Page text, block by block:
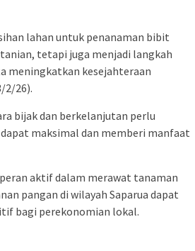
lahan untuk penanaman bibit
tetapi juga menjadi langkah
meningkatkan kesejahteraan
2/26).
bijak dan berkelanjutan perlu
maksimal dan memberi manfaat
aktif dalam merawat tanaman
pangan di wilayah Saparua dapat
bagi perekonomian lokal.